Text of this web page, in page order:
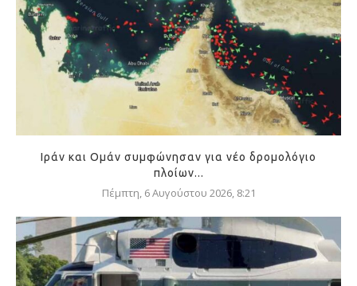
Ιράν και Ομάν συμφώνησαν για νέο δρομολόγιο
πλοίων...
Πέμπτη, 6 Αυγούστου 2026, 8:21